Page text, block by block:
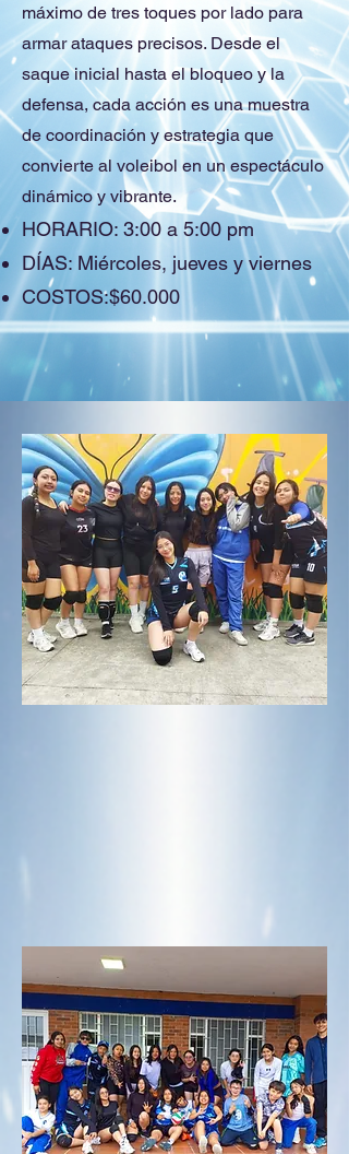
máximo de tres toques por lado para
armar ataques precisos. Desde el
saque inicial hasta el bloqueo y la
defensa, cada acción es una muestra
de coordinación y estrategia que
convierte al voleibol en un espectáculo
dinámico y vibrante.
HORARIO: 3:00 a 5:00 pm
DÍAS: Miércoles, jueves y viernes
COSTOS:$60.000